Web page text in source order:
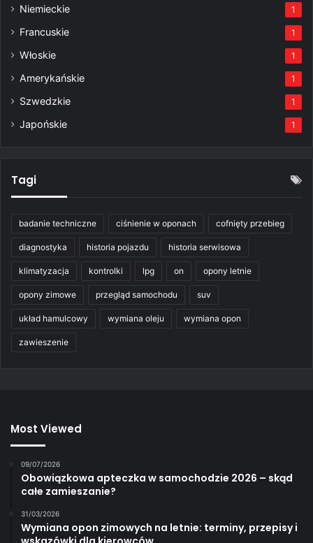
Niemieckie 1
Francuskie 1
Włoskie 1
Amerykańskie 1
Szwedzkie 1
Japońskie 1
Tagi
badanie techniczne ciśnienie w oponach cofnięty przebieg
diagnostyka historia pojazdu historia serwisowa
klimatyzacja kontrolki lpg on opony letnie
opony zimowe przegląd samochodu suv
układ hamulcowy wymiana oleju wymiana opon
zawieszenie
Most Viewed
09/07/2026
Obowiązkowa apteczka w samochodzie 2026 – skąd
całe zamieszanie?
31/03/2026
Wymiana opon zimowych na letnie: terminy, przepisy i